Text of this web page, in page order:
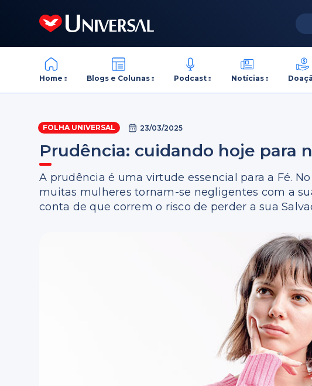
Home Blogs e Colunas Podcast Notícias
FOLHA UNIVERSAL 23/03/2025
Prudência: cuidando hoje para
A prudência é uma virtude essencial para a Fé.
muitas mulheres tornam-se negligentes com a
conta de que correm o risco de perder a sua